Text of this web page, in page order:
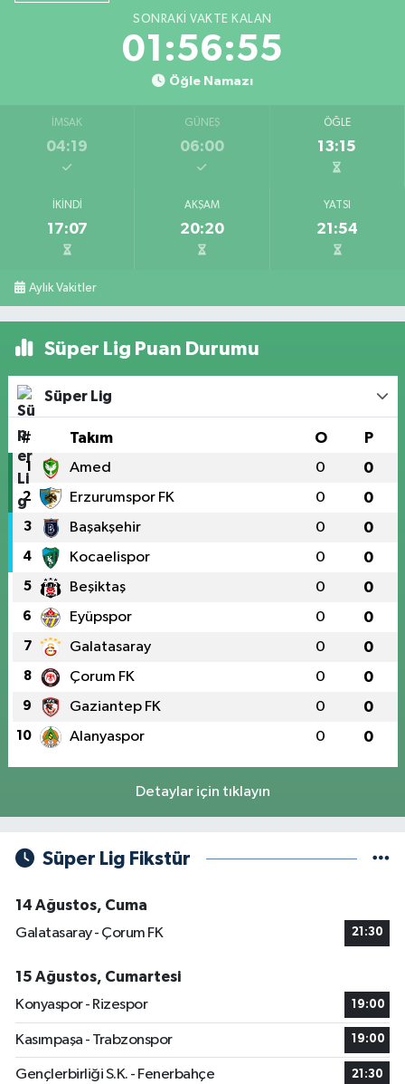
SONRAKI VAKTE KALAN
01:56:55
Öğle Namazı
İMSAK
04:19
GÜNEŞ
06:00
ÖĞLE
13:15
İKINDI
17:07
AKŞAM
20:20
YATSI
21:54
Aylık Vakitler
Süper Lig Puan Durumu
Süper Lig
# Takım O P
1 Amed 0 0
2 Erzurumspor FK 0 0
3 Başakşehir 0 0
4 Kocaelispor 0 0
5 Beşiktaş 0 0
6 Eyüpspor 0 0
7 Galatasaray 0 0
8 Çorum FK 0 0
9 Gaziantep FK 0 0
10 Alanyaspor 0 0
Detaylar için tıklayın
Süper Lig Fikstür
14 Ağustos, Cuma
Galatasaray - Çorum FK
21:30
15 Ağustos, Cumartesi
Konyaspor - Rizespor
19:00
Kasımpaşa - Trabzonspor 19:00
Gençlerbirliği S.K. - Fenerbahçe 21:30